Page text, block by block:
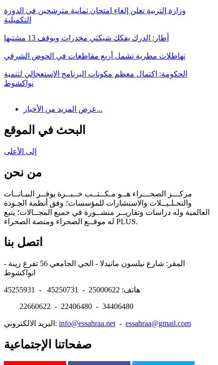
وزارة التربية تعلن إلغاء امتحان ثمانية مترشحين في الدورة
التكميلية
أطار: الدرك يفكك شبكتي مخدرات ويوقف 13 مشتبها
تهاطلات مطرية تشمل أربع مقاطعات في الحوض الشرقي
الحكومة: اكتمال معظم مكونات البرنامج الاستعجالي لتنمية
نواكشوط
عرض المزيد من الأخبار...
البحث في الموقع
إلى الأعلى
من نحن
مركـــز الصحـــراء هــو مـكــتــب خــبــرة يوفــر البيـانــات
والتحـلـيــلات والاستشارات للمؤسسات؛ وفق أنظمة الجـودة
العالمية وله دراسات وتقاريــر منشــورة في جميع المجــالات؛ يتبع
له موقــع الصحراء ومنصة الصحراء PLUS.
اتصل بنا
المقر: شارع نيلسون مانيدلا - الحي الجامعي 56 تفرغ زينة -
هاتف: 25000622 - 45250731 - 45255931
22660622 - 22406480 - 34406480
البريد الالكتروني: info@essahraa.net - essahraa@gmail.com
صفحاتنا الإجتماعية